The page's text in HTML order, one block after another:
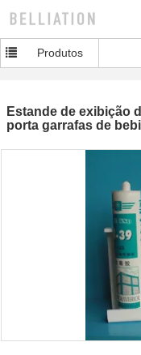
Produtos
Estande de exibição
porta garrafas de